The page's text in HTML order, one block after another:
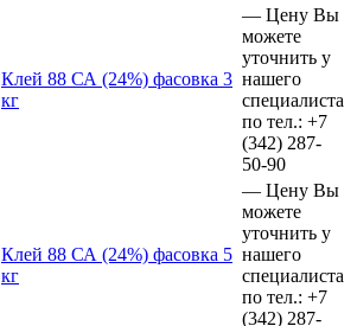
Клей 88 СА (24%) фасовка 3
кг
— Цену Вы
можете
уточнить у
нашего
специалиста
по тел.: +7
(342) 287-
50-90
Клей 88 СА (24%) фасовка 5
кг
— Цену Вы
можете
уточнить у
нашего
специалиста
по тел.: +7
(342) 287-